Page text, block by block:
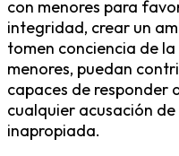
con menores para
integridad, crear un
tomen conciencia de
menores, puedan
capaces de responder
cualquier acusación
inapropiada.